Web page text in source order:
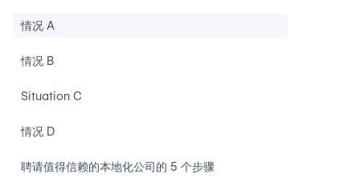
情况 A
情况 B
Situation C
情况 D
聘请值得信赖的本地化公司的 5 个步骤